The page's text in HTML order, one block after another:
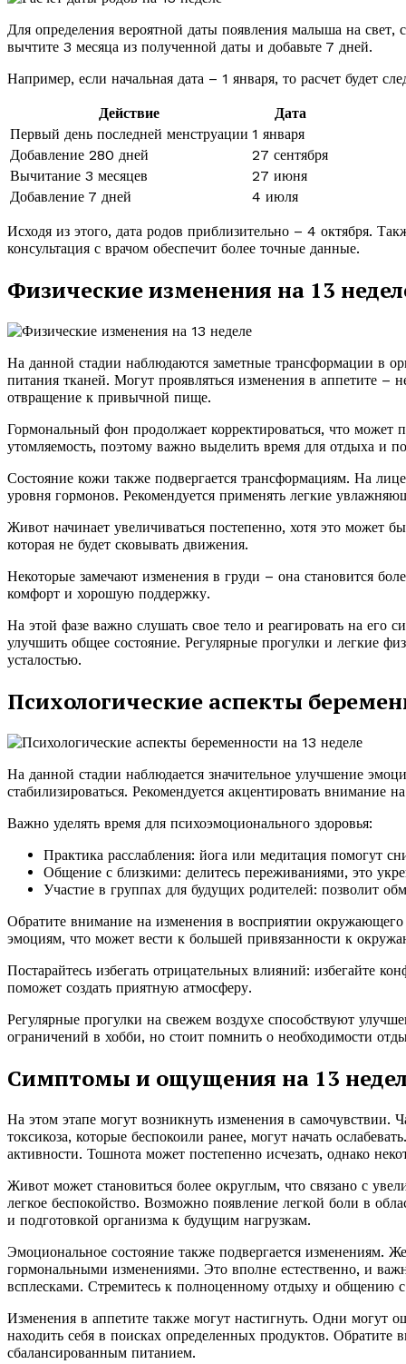
Для определения вероятной даты появления малыша на
вычтите 3 месяца из полученной даты и добавьте 7 дней.
Например, если начальная дата – 1 января, то расчет будет
Действие
Дата
Первый день последней менструации 1 января
Добавление 280 дней
27 сентября
Вычитание 3 месяцев
27 июня
Добавление 7 дней
4 июля
Исходя из этого, дата родов приблизительно – 4 октября.
консультация с врачом обеспечит более точные данные.
Физические изменения на 13
На данной стадии наблюдаются заметные трансформации в
питания тканей. Могут проявляться изменения в аппетите
отвращение к привычной пище.
Гормональный фон продолжает корректироваться, что может
утомляемость, поэтому важно выделить время для отдыха и
Состояние кожи также подвергается трансформациям. На
уровня гормонов. Рекомендуется применять легкие
Живот начинает увеличиваться постепенно, хотя это может
которая не будет сковывать движения.
Некоторые замечают изменения в груди – она становится
комфорт и хорошую поддержку.
На этой фазе важно слушать свое тело и реагировать на его
улучшить общее состояние. Регулярные прогулки и легкие
усталостью.
Психологические аспекты
На данной стадии наблюдается значительное улучшение
стабилизироваться. Рекомендуется акцентировать
Важно уделять время для психоэмоционального здоровья:
Практика расслабления: йога или медитация помогут
Общение с близкими: делитесь переживаниями, это
Участие в группах для будущих родителей: позволит
Обратите внимание на изменения в восприятии
эмоциям, что может вести к большей привязанности к
Постарайтесь избегать отрицательных влияний: избегайте
поможет создать приятную атмосферу.
Регулярные прогулки на свежем воздухе способствуют
ограничений в хобби, но стоит помнить о необходимости
Симптомы и ощущения на 13
На этом этапе могут возникнуть изменения в самочувствии.
токсикоза, которые беспокоили ранее, могут начать
активности. Тошнота может постепенно исчезать, однако
Живот может становиться более округлым, что связано с
легкое беспокойство. Возможно появление легкой боли в
и подготовкой организма к будущим нагрузкам.
Эмоциональное состояние также подвергается изменениям.
гормональными изменениями. Это вполне естественно, и
всплесками. Стремитесь к полноценному отдыху и общению
Изменения в аппетите также могут настигнуть. Одни могут
находить себя в поисках определенных продуктов. Обратите
сбалансированным питанием.